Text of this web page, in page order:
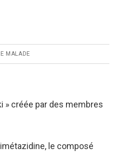
MALADE
» créée par des membres
le composé